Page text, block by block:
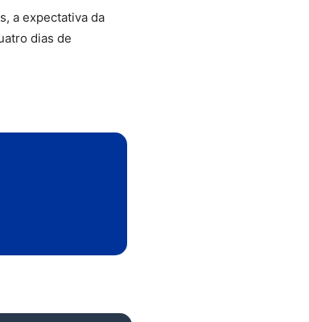
a expectativa da
dias de